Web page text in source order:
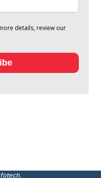
details, review our